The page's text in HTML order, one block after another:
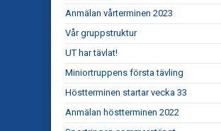
Anmälan vårterminen 2023
Vår gruppstruktur
UT har tävlat!
Miniortruppens första tävling
Höstterminen startar vecka 33
Anmälan höstterminen 2022